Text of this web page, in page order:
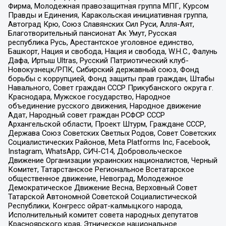
Фирма, Молодежная правозащитная группа МПГ, Курсом
Правды и Единения, Каракольская инициативная группа,
Автоград Крю, Союз Славянских Сил Руси, Алля-Аят,
Благотворительный пансионат Ак Умут, Русская
республика Русь, Арестантское уголовное единство,
Башкорт, Нация и свобода, Нация и свобода, W.H.С., Фалунь
Дафа, Иртыш Ultras, Русский Патриотический клуб-
Новокузнецк/РПК, Сибирский державный союз, Фонд
борьбы с коррупцией, Фонд защиты прав граждан, Штабы
Навального, Совет граждан СССР Прикубанского округа г.
Краснодара, Мужское государство, Народное
объединение русского движения, Народное движение
Адат, Народный совет граждан РСФСР СССР
Архангельской области, Проект Штурм, Граждане СССР,
Держава Союз Советских Светлых Родов, Совет Советских
Социалистических Районов, Meta Platforms Inc, Facebook,
Instagram, WhatsApp, СИЧ-С14, Добровольческое
Движение Организации украинских националистов, Черный
Комитет, Татарстанское Региональное Всетатарское
общественное движение, Невоград, Молодежное
Демократическое Движение Весна, Верховный Совет
Татарской Автономной Советской Социалистической
Республики, Конгресс ойрат-калмыцкого народа,
Исполнительный комитет совета народных депутатов
Красноярского края, Этническое национальное